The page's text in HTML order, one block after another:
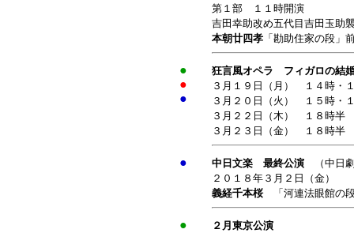
第１部 １１時開演
吉田幸助改め五代目吉田玉助
本朝廿四孝 「勘助住家の段
●
●
●
狂言風オペラ フィガロの
３月１９日（月） １４時・
３月２０日（火） １５時・
３月２２日（木） １８時
３月２３日（金） １８時
● 中日文楽 最終公演 （中日
２０１８年３月２日（金）
義経千本桜「河連法眼館の
●
２月東京公演